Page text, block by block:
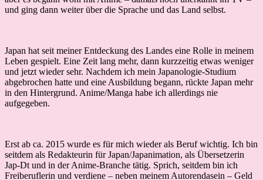
und ging dann weiter über die Sprache und das Land selbst.
Japan hat seit meiner Entdeckung des Landes eine Rolle in meinem
Leben gespielt. Eine Zeit lang mehr, dann kurzzeitig etwas weniger
und jetzt wieder sehr. Nachdem ich mein Japanologie-Studium
abgebrochen hatte und eine Ausbildung begann, rückte Japan mehr
in den Hintergrund. Anime/Manga habe ich allerdings nie
aufgegeben.
Erst ab ca. 2015 wurde es für mich wieder als Beruf wichtig. Ich bin
seitdem als Redakteurin für Japan/Japanimation, als Übersetzerin
Jap-Dt und in der Anime-Branche tätig. Sprich, seitdem bin ich
Freiberuflerin und verdiene – neben meinem Autorendasein – Geld